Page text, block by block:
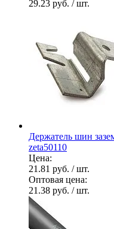
29.23 руб. / шт.
Держатель шин
zeta50110
Цена:
21.81 руб. / шт.
Оптовая цена:
21.38 руб. / шт.